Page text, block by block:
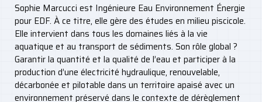
Sophie Marcucci est Ingénieure Eau Environnement Énergie
pour EDF. À ce titre, elle gère des études en milieu piscicole.
Elle intervient dans tous les domaines liés à la vie
aquatique et au transport de sédiments. Son rôle global ?
Garantir la quantité et la qualité de l’eau et participer à la
production d’une électricité hydraulique, renouvelable,
décarbonée et pilotable dans un territoire apaisé avec un
environnement préservé dans le contexte de dérèglement